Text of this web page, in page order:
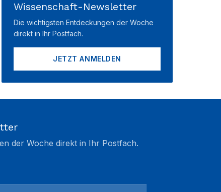
Wissenschaft-Newsletter
Die wichtigsten Entdeckungen der Woche
direkt in Ihr Postfach.
JETZT ANMELDEN
der Woche direkt in Ihr Postfach.